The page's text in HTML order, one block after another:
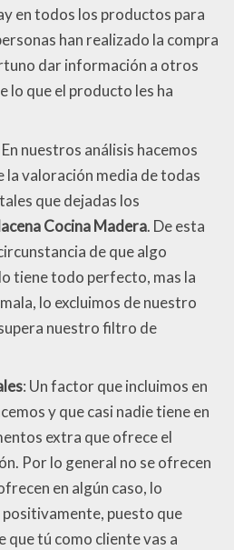
en todos los productos para
han realizado la compra
dar información a otros
lo que el producto les ha
En nuestros análisis hacemos
la valoración media de todas
que dejadas los
Cocina Madera. De esta
de que algo
tiene todo perfecto, mas la
lo excluimos de nuestro
nuestro filtro de
: Un factor que incluimos en
y que casi nadie tiene en
extra que ofrece el
Por lo general no se ofrecen
en algún caso, lo
puesto que
que tú como cliente vas a